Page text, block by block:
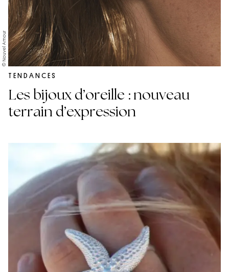
© Nouvel Amour
TENDANCES
Les bijoux d’oreille : nouveau
terrain d’expression